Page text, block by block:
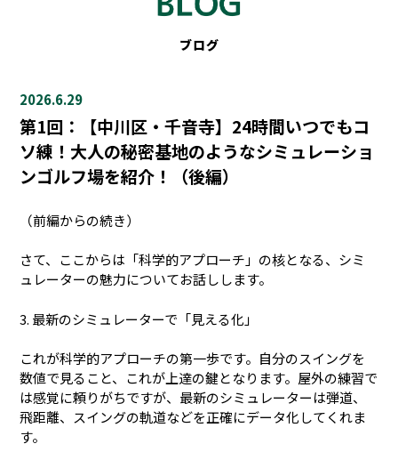
料金
店舗概要
ブログ
2026.6.29
第1回：【中川区・千音寺】24時間いつでもコ
ソ練！大人の秘密基地のようなシミュレーショ
ンゴルフ場を紹介！（後編）
（前編からの続き）
さて、ここからは「科学的アプローチ」の核となる、シミ
ュレーターの魅力についてお話しします。
3. 最新のシミュレーターで「見える化」
これが科学的アプローチの第一歩です。自分のスイングを
数値で見ること、これが上達の鍵となります。屋外の練習で
は感覚に頼りがちですが、最新のシミュレーターは弾道、
飛距離、スイングの軌道などを正確にデータ化してくれま
す。